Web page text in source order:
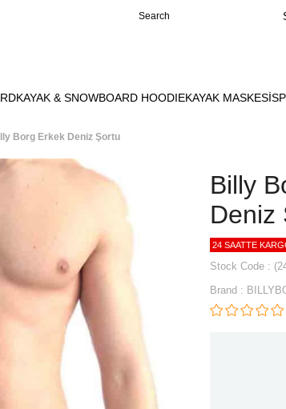
KAYAK & SNOWBOARD HOODIEKAYAK MASKESİ
Borg Erkek Deniz Şortu
Billy
Deniz
24 SAATTE
Stock Code
Brand :